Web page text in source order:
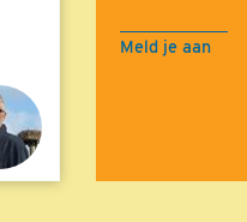
Meld je aan